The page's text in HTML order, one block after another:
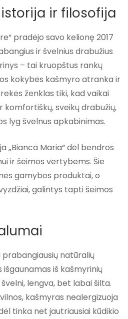
istorija ir filosofija
pradėjo savo kelionę 2017
ir švelnius drabužius
– tai kruopštus rankų
kokybės kašmyro atranka ir
ženklas tiki, kad vaikai
sveikų drabužių,
lyg švelnus apkabinimas.
„Bianca Maria“ dėl bendros
ir šeimos vertybėms. Šie
gamybos produktai, o
galintys tapti šeimos
prabangiausių natūralių
išgaunamas iš kašmyrinių
lengva, bet labai šilta.
kašmyras nealergizuoja
tinka net jautriausiai kūdikio